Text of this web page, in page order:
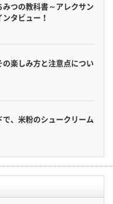
つの教科書～アレクサン
タビュー！
楽しみ方と注意点につい
、米粉のシュークリーム